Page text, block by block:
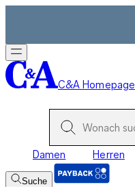
C&A Homepage
Damen Herren
Suche